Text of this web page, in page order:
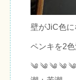
壁がJiC色
ペンキを2
༄ ༄ ༄ ༄